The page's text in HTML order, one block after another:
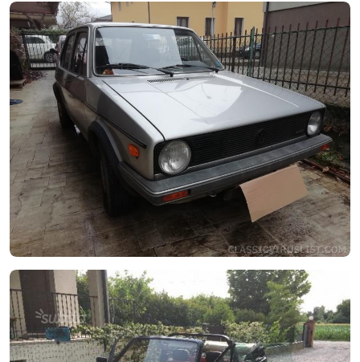
Private seller
EUR 4,000
Private seller
EUR 2,500